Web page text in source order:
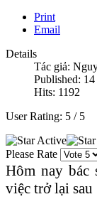
Print
Email
Details
Tác giả:
Published:
Hits: 1192
User Rating: 5 / 5
Please Rate
Hôm nay bác
việc trở lại